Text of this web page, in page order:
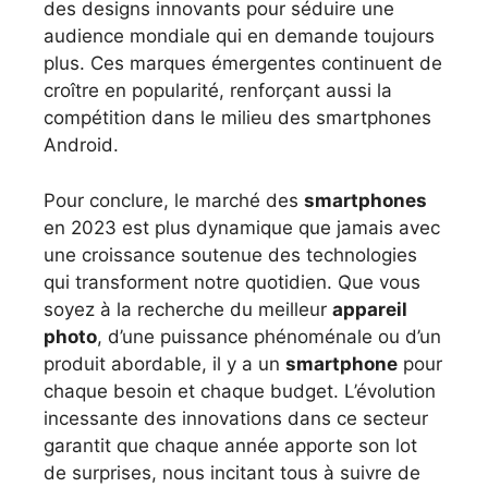
des designs innovants pour séduire une
audience mondiale qui en demande toujours
plus. Ces marques émergentes continuent de
croître en popularité, renforçant aussi la
compétition dans le milieu des smartphones
Android.
Pour conclure, le marché des smartphones
en 2023 est plus dynamique que jamais avec
une croissance soutenue des technologies
qui transforment notre quotidien. Que vous
soyez à la recherche du meilleur appareil
photo, d’une puissance phénoménale ou d’un
produit abordable, il y a un smartphone pour
chaque besoin et chaque budget. L’évolution
incessante des innovations dans ce secteur
garantit que chaque année apporte son lot
de surprises, nous incitant tous à suivre de